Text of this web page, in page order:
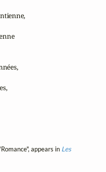
appears in Les